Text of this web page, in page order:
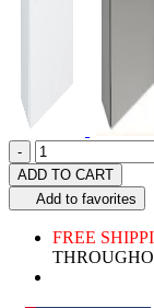
Quantity
-
ADD TO CART
Add to favorites
FREE